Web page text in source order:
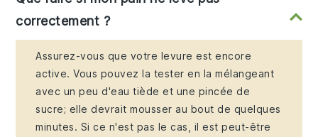
correctement ?
Assurez-vous que votre levure est encore
active. Vous pouvez la tester en la mélangeant
avec un peu d'eau tiède et une pincée de
sucre; elle devrait mousser au bout de quelques
minutes. Si ce n'est pas le cas, il est peut-être